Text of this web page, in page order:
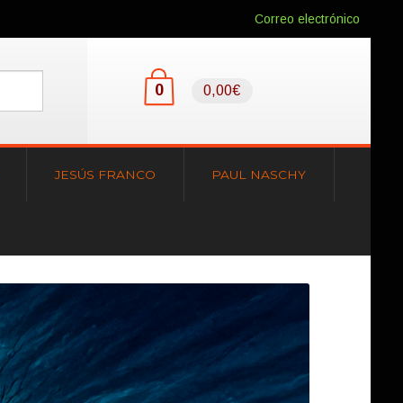
Correo electrónico
0 0,00€
JESÚS FRANCO PAUL NASCHY